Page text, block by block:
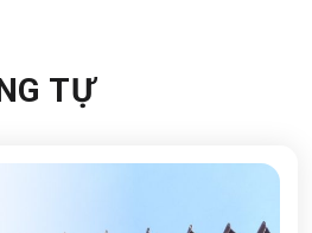
TỰ